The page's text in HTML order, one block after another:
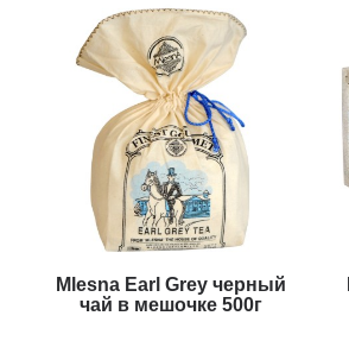
Mlesna Earl Grey черный
чай в мешочке 500г